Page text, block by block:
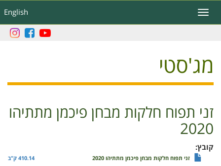
לתוכן
העיקרי
English
Toggle
navigation
מג'סטי
זני תפוח חלקות מבחן פיכמן מתתיהו
2020
קובץ
זני תפוח חלקות מבחן פיכמן מתתיהו 2020 410.14 ק"ב